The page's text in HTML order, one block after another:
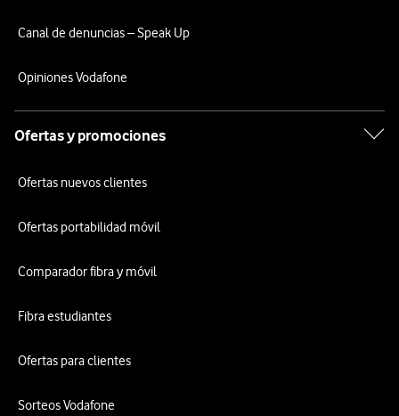
Canal de denuncias – Speak Up
Opiniones Vodafone
Ofertas y promociones
Ofertas nuevos clientes
Ofertas portabilidad móvil
Comparador fibra y móvil
Fibra estudiantes
Ofertas para clientes
Sorteos Vodafone